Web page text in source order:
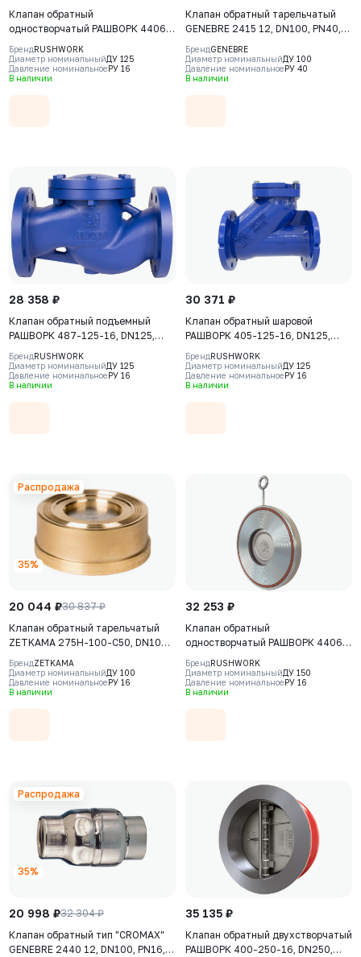
Клапан обратный
одностворчатый РАШВОРК 4406,
DN125, PN16, корпус - CF8M, диск
- CF8М, уплотнение - Viton (FKM),
М/Ф
БрендRUSHWORK
Диаметр номинальныйДУ 125
Давление номинальноеРУ 16
В наличии
Клапан обратный тарельчатый
GENEBRE 2415 12, DN100, PN40,
корпус - CF8M (AISI316), диск -
CF8М (AISI316), М/Ф
БрендGENEBRE
Диаметр номинальныйДУ 100
Давление номинальноеРУ 40
В наличии
28 358 ₽
Клапан обратный подъемный
РАШВОРК 487-125-16, DN125,
PN16, корпус - GJL-250 (GG25),
диск - угл. сталь AISI420, седло -
угл. сталь AISI420, Ф/Ф
БрендRUSHWORK
Диаметр номинальныйДУ 125
Давление номинальноеРУ 16
В наличии
30 371 ₽
Клапан обратный шаровой
РАШВОРК 405-125-16, DN125,
PN16, корпус - GJS-400-15
(GGG40), шар - алюминий,
покрытие шара - NBR, Ф/Ф
БрендRUSHWORK
Диаметр номинальныйДУ 125
Давление номинальноеРУ 16
В наличии
Распродажа
20 044 ₽30 837 ₽
35%
Клапан обратный тарельчатый
ZETKAMA 275H-100-C50, DN100,
PN16, корпус - латунь CW612N,
диск - нерж. сталь AISI316Ti,
уплотнение - латунь CW612N, М/
БрендZETKAMA
Диаметр номинальныйДУ 100
Давление номинальноеРУ 16
В наличии
32 253 ₽
Клапан обратный
одностворчатый РАШВОРК 4406,
DN150, PN16, корпус - CF8M, диск
- CF8М, уплотнение - Viton (FKM),
М/Ф
БрендRUSHWORK
Диаметр номинальныйДУ 150
Давление номинальноеРУ 16
В наличии
Распродажа
20 998 ₽32 304 ₽
35%
Клапан обратный тип "CROMAX"
GENEBRE 2440 12, DN100, PN16,
35 135 ₽
Клапан обратный двухстворчатый
РАШВОРК 400-250-16, DN250,